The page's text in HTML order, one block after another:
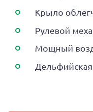
Крыло
Рулевой
Мощный